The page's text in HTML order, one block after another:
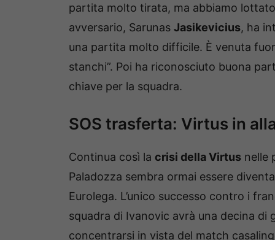
partita molto tirata, ma abbiamo
avversario, Sarunas Jasikevicius, ha
una partita molto difficile. È venuta
stanchi”. Poi ha riconosciuto buona
chiave per la squadra.
SOS trasferta: Virtus in
Continua così la crisi della Virtus nelle
Paladozza sembra ormai essere
Eurolega. L’unico successo contro i
squadra di Ivanovic avrà una decina di
concentrarsi in vista del match